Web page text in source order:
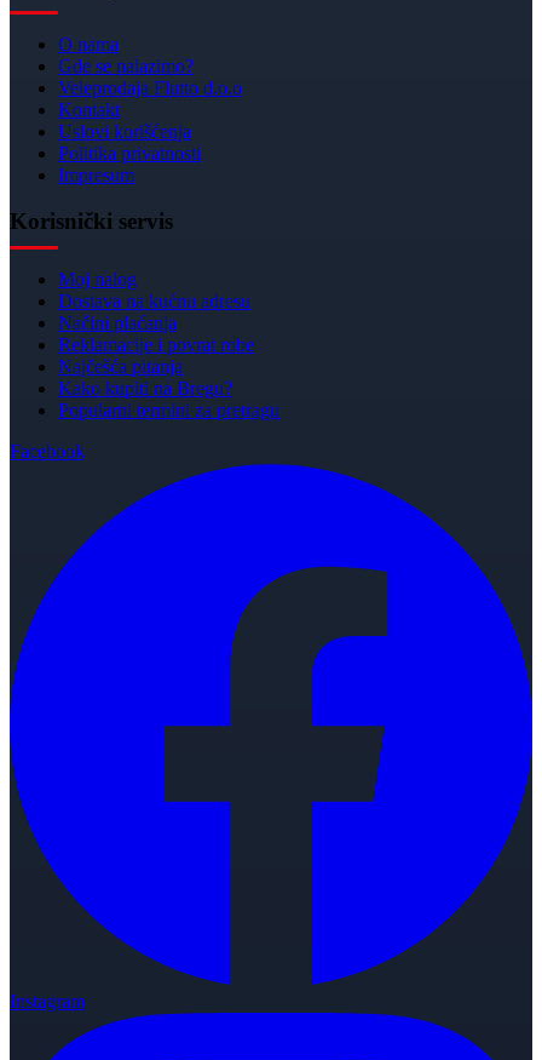
O nama
Gde se nalazimo?
Veleprodaja Flutto d.o.o
Kontakt
Uslovi korišćenja
Politika privatnosti
Impresum
Korisnički servis
Moj nalog
Dostava na kućnu adresu
Načini plaćanja
Reklamacije i povrat robe
Najčešća pitanja
Kako kupiti na Bregu?
Popularni termini za pretragu
Facebook
Instagram